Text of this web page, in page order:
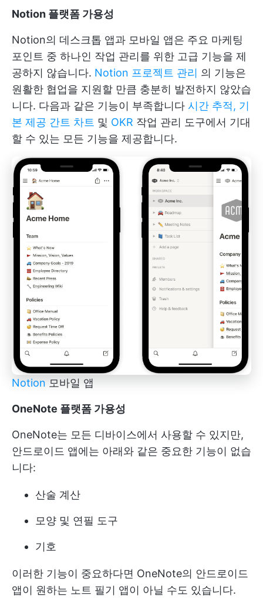
Notion 플랫폼 가용성
Notion의 데스크톱 앱과 모바일 앱은 주요 마케팅
포인트 중 하나인 작업 관리를 위한 고급 기능을 제
공하지 않습니다. Notion 프로젝트 관리 의 기능은
원활한 협업을 지원할 만큼 충분히 발전하지 않았습
니다. 다음과 같은 기능이 부족합니다 시간 추적, 기
본 제공 간트 차트 및 OKR 작업 관리 도구에서 기대
할 수 있는 모든 기능을 제공합니다.
Notion 모바일 앱
OneNote 플랫폼 가용성
OneNote는 모든 디바이스에서 사용할 수 있지만,
안드로이드 앱에는 아래와 같은 중요한 기능이 없습
니다:
산술 계산
모양 및 연필 도구
기호
이러한 기능이 중요하다면 OneNote의 안드로이드
앱이 원하는 노트 필기 앱이 아닐 수도 있습니다.